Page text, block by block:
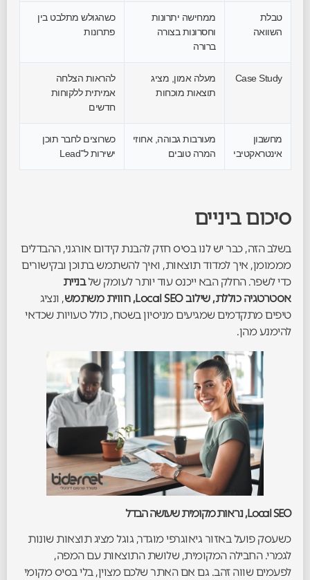
טבלת
השוואה
ממחישה יתרונות
וחסרונות בצורה
ברורה
כשהגולש מתלבט בין
פתרונות
Case Study
מעלה אמון, מציג
תוצאות מוכחות
להראות הצלחה
אמיתית ללקוחות
חדשים
מחשבון
אינטראקטיבי
מעורבות גבוהה, אחוזי
המרה טובים
כשרוצים לחבר תוכן
ישירות ל־Lead
סיכום ביניים
בשלב הזה, כבר יש לנו בסיס חזק להבנת קידום אורגני, ההבדלים
מממומן, איך למדוד תוצאות, ואיך להשתמש בתוכן ובקישורים
כדי לשפר. החלק הבא ייכנס עוד יותר לעומק שלבניית
אסטרטגיה כוללת, שילוב Local SEO, חווית משתמש
, ונציג
טיפים מתקדמים שמגיעים מניסיון בשטח, כולל טעויות שכדאי
להימנע מהן.
Local SEO, נראות מקומית שעושה הבדל
כשעסק פועל באזור גיאוגרפי מוגדר, גוגל מציג תוצאות שונות
לגמרי. החבילה המקומית, שלושת התוצאות עם המפה,
לפעמים שווה זהב. גם אם האתר שלכם מצוין, בלי בסיס מקומי